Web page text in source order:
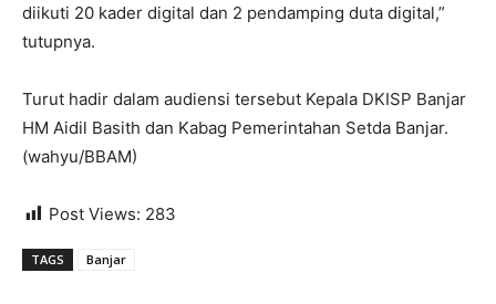
diikuti 20 kader digital dan 2 pendamping duta digital,”
tutupnya.
Turut hadir dalam audiensi tersebut Kepala DKISP Banjar
HM Aidil Basith dan Kabag Pemerintahan Setda Banjar.
(wahyu/BBAM)
Post Views: 283
TAGS Banjar